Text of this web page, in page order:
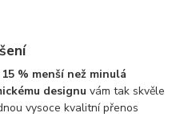
% menší než minulá
designu vám tak skvěle
vysoce kvalitní přenos